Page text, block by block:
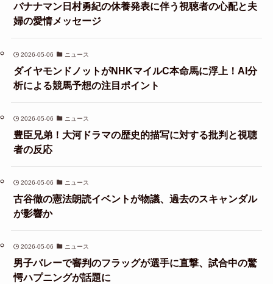
バナナマン日村勇紀の休養発表に伴う視聴者の心配と夫
婦の愛情メッセージ
2026-05-06 ニュース
ダイヤモンドノットがNHKマイルC本命馬に浮上！AI分
析による競馬予想の注目ポイント
2026-05-06 ニュース
豊臣兄弟！大河ドラマの歴史的描写に対する批判と視聴
者の反応
2026-05-06 ニュース
古谷徹の憲法朗読イベントが物議、過去のスキャンダル
が影響か
2026-05-06 ニュース
男子バレーで審判のフラッグが選手に直撃、試合中の驚
愕ハプニングが話題に